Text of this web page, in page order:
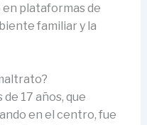
plataformas de
familiar y la
17 años, que
en el centro, fue